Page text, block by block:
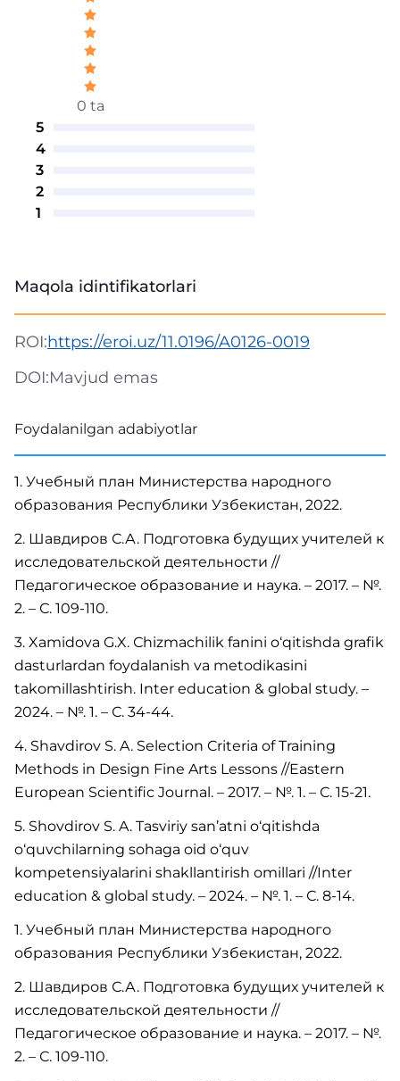
0 ta
5
4
3
2
1
Maqola idintifikatorlari
ROI:https://eroi.uz/11.0196/A0126-0019
DOI:Mavjud emas
Foydalanilgan adabiyotlar
1. Учебный план Министерства народного
образования Республики Узбекистан, 2022.
2. Шавдиров С.А. Подготовка будущих учителей к
исследовательской деятельности //
Педагогическое образование и наука. – 2017. – №.
2. – С. 109-110.
3. Xamidova G.X. Сhizmachilik fanini o‘qitishda grafik
dasturlardan foydalanish va metodikasini
takomillashtirish. Inter education & global study. –
2024. – №. 1. – С. 34-44.
4. Shavdirov S. A. Selection Criteria of Training
Methods in Design Fine Arts Lessons //Eastern
European Scientific Journal. – 2017. – №. 1. – С. 15-21.
5. Shovdirov S. A. Tasviriy san’atni o‘qitishda
o‘quvchilarning sohaga oid o‘quv
kompetensiyalarini shakllantirish omillari //Inter
education & global study. – 2024. – №. 1. – С. 8-14.
1. Учебный план Министерства народного
образования Республики Узбекистан, 2022.
2. Шавдиров С.А. Подготовка будущих учителей к
исследовательской деятельности //
Педагогическое образование и наука. – 2017. – №.
2. – С. 109-110.